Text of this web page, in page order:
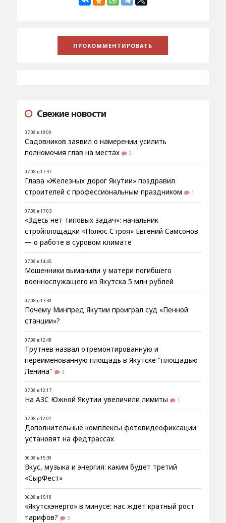
Свежие новости
07.08 в 18:00
Садовников заявил о намерении усилить
полномочия глав на местах
2
07.08 в 17:37
Глава «Железных дорог Якутии» поздравил
строителей с профессиональным праздником
1
07.08 в 17:03
«Здесь нет типовых задач»: начальник
стройплощадки «Полюс Строя» Евгений Самсонов
— о работе в суровом климате
07.08 в 14:45
Мошенники выманили у матери погибшего
военнослужащего из Якутска 5 млн рублей
07.08 в 13:30
Почему Минпред Якутии проиграл суд «Пенной
станции»?
07.08 в 12:48
Трутнев назвал отремонтированную и
переименованную площадь в Якутске "площадью
Ленина"
3
07.08 в 12:17
На АЗС Южной Якутии увеличили лимиты 1
07.08 в 12:01
Дополнительные комплексы фотовидеофиксации
установят на федтрассах
06.08 в 15:39
Вкус, музыка и энергия: каким будет третий
«СырФест»
06.08 в 15:18
«Якутскэнерго» в минусе: нас ждёт кратный рост
тарифов?
3